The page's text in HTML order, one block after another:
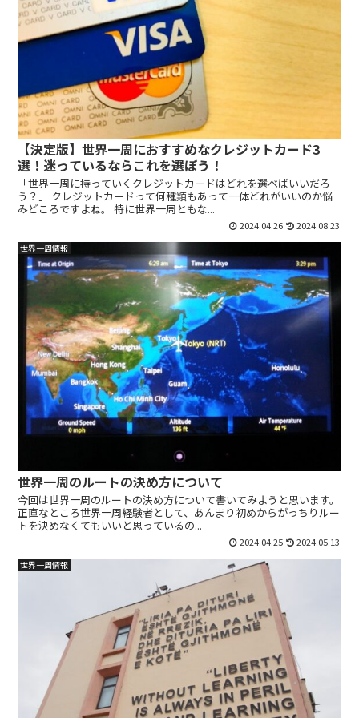
【決定版】世界一周におすすめなクレジットカード3
選！迷っているならこれを選ぼう！
「世界一周に持っていくクレジットカードはどれを選べばいいだろ
う？」 クレジットカードって何種類もあって一体どれがいいのか悩
みどころですよね。 特に世界一周ともな...
2024.04.26 2024.08.23
世界一周情報
世界一周のルートの決め方について
今回は世界一周のルートの決め方について書いてみようと思います。
正直なところ世界一周経験者として、あんまり初めからがっちりルー
トを決めなくてもいいと思っているの...
2024.04.25 2024.05.13
世界一周情報